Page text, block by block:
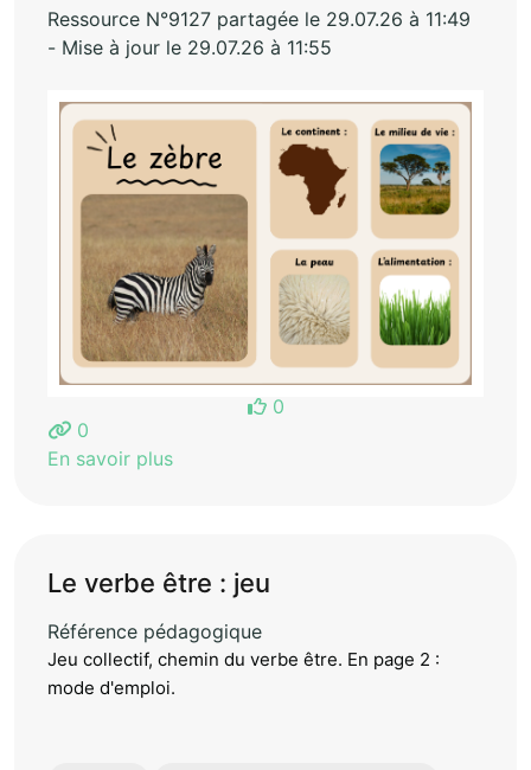
Ressource N°9127 partagée le 29.07.26 à 11:49
- Mise à jour le 29.07.26 à 11:55
0
0
En savoir plus
Le verbe être : jeu
Référence pédagogique
Jeu collectif, chemin du verbe être. En page 2 :
mode d'emploi.